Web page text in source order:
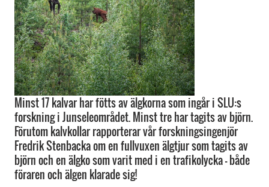
Minst 17 kalvar har fötts av älgkorna som ingår i SLU:s
forskning i Junseleområdet. Minst tre har tagits av björn.
Förutom kalvkollar rapporterar vår forskningsingenjör
Fredrik Stenbacka om en fullvuxen älgtjur som tagits av
björn och en älgko som varit med i en trafikolycka – både
föraren och älgen klarade sig!